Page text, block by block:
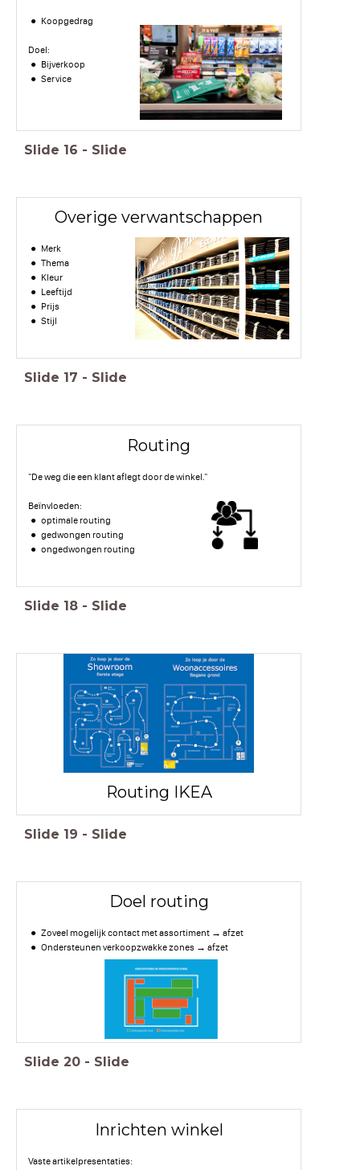
Koopgedrag
Doel:
Bijverkoop
Service
Slide 16 - Slide
Overige verwantschappen
Merk
Thema
Kleur
Leeftijd
Prijs
Stijl
Slide 17 - Slide
Routing
"De weg die een klant aflegt door de winkel."
Beïnvloeden:
optimale routing
gedwongen routing
ongedwongen routing
Slide 18 - Slide
Routing IKEA
Slide 19 - Slide
Doel routing
Zoveel mogelijk contact met assortiment → afzet
Ondersteunen verkoopzwakke zones → afzet
Slide 20 - Slide
Inrichten winkel
Vaste artikelpresentaties: